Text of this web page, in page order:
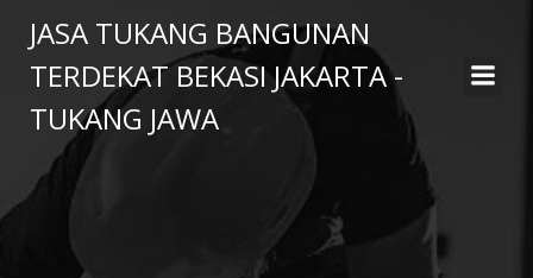
to
content
JASA TUKANG BANGUNAN
TERDEKAT BEKASI JAKARTA -
TUKANG JAWA